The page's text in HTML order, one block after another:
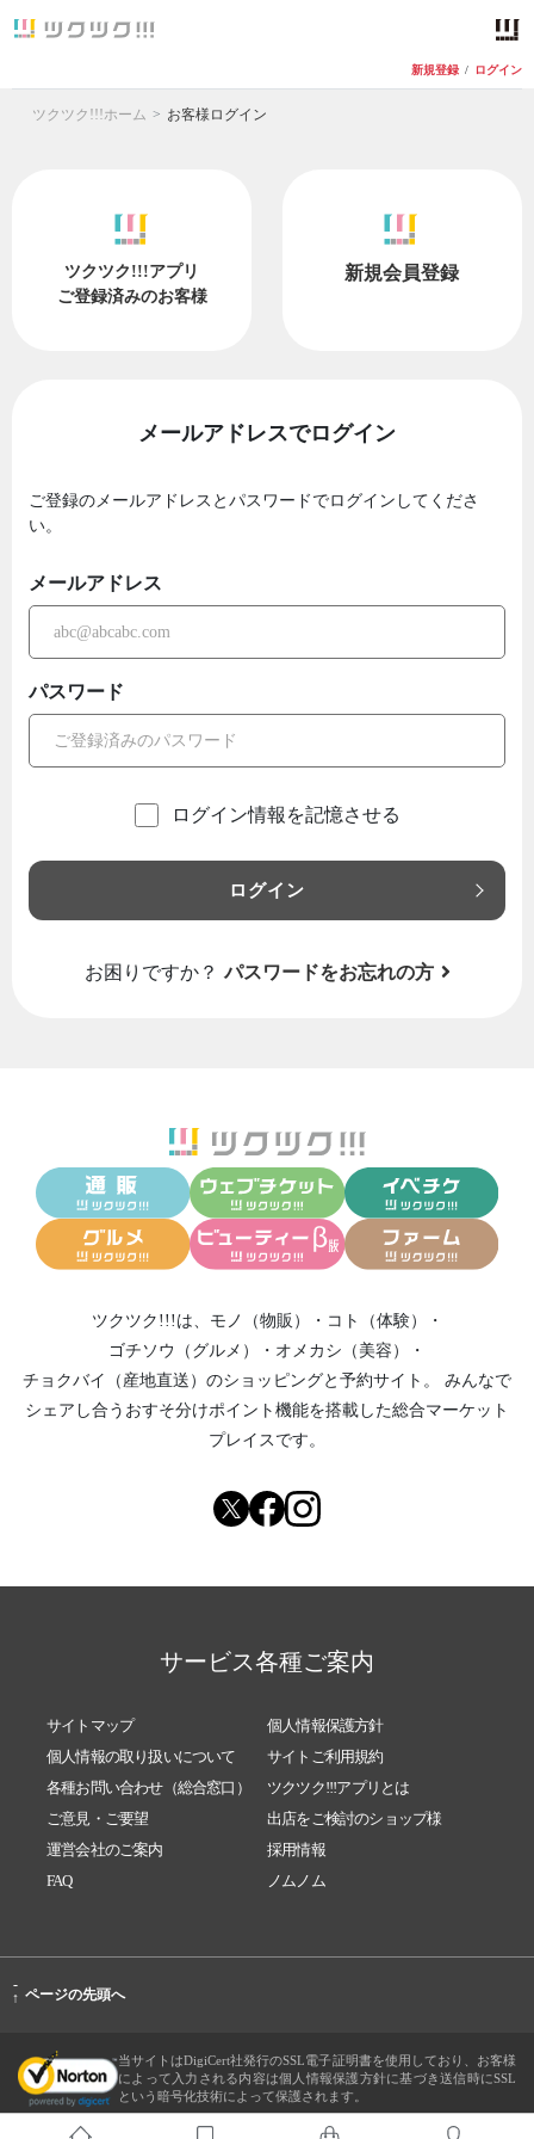
新規登録 / ログイン
ツクツク!!!ホーム お客様ログイン
ツクツク!!!アプリ
ご登録済みのお客様
新規会員登録
メールアドレスでログイン
ご登録のメールアドレスとパスワードでログインしてくださ
い。
メールアドレス
パスワード
ログイン情報を記憶させる
ログイン
お困りですか？ パスワードをお忘れの方
ツクツク!!!は、 モノ（物販） ・ コト（体験）
・
ゴチソウ（グルメ）
・ オメカシ（美容）
・
チョクバイ（産地直送） のショッピングと予約サイト。
みんなで
シェアし合う おすそ分けポイント機能を搭載した総合マーケット
プレイスです。
サービス各種ご案内
サイトマップ
個人情報保護方針
個人情報の取り扱いについて
サイトご利用規約
各種お問い合わせ（総合窓口）
ツクツク!!!アプリとは
ご意見・ご要望
出店をご検討のショップ様
運営会社のご案内
採用情報
FAQ
ノムノム
-
↑ ページの先頭へ
当サイトはDigiCert社発行のSSL電子証明書を使用しており、お客様
によって入力される内容は個人情報保護方針に基づき送信時にSSL
という暗号化技術によって保護されます。